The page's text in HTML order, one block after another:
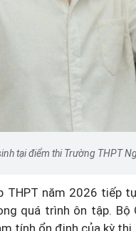
tại điểm thi Trường THPT
THPT năm 2026 tiếp
quá trình ôn tập.
tính ổn định của kỳ